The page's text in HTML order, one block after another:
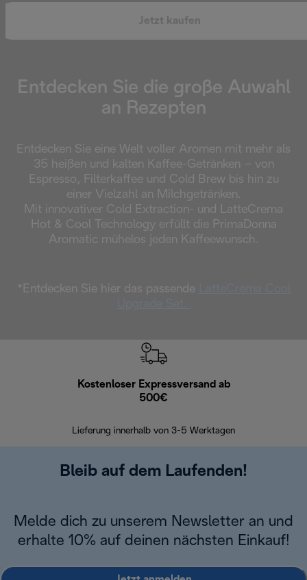
Jetzt kaufen
Entdecken Sie die große Auwahl
an Rezepten
Entdecken Sie eine Welt voller Aromen mit mehr als
35 heißen und kalten Kaffee-Getränken – von
Espresso, Filterkaffee und Cold Brew bis hin zu
einer Vielzahl an Milchgetränken.
Mit innovativer Cold Extraction- und LatteCrema
Hot & Cool Technology erfüllt die PrimaDonna
Aromatic mühelos jeden Kaffeewunsch.
*Entdecken Sie hier das passende
Kostenloser Expressversand ab
500€
Lieferung innerhalb von 3-5 Werktagen
Bleib auf dem Laufenden!
Melde dich zu unserem Newsletter an und
erhalte 10% auf deinen nächsten Einkauf!